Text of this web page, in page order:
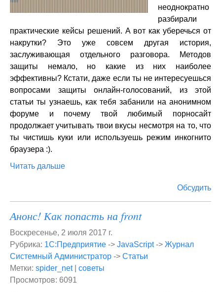
неоднократно
разбирали
практические кейсы решений. А вот как уберечься от
накрутки? Это уже совсем другая история,
заслуживающая отдельного разговора. Методов
защиты немало, но какие из них наиболее
эффективны? Кстати, даже если ты не интересуешься
вопросами защиты онлайн-голосовaний, из этой
статьи ты узнаешь, как тебя забанили на анонимном
форуме и почему твой любимый порносайт
продолжает учитывать твои вкусы несмотря на то, что
ты чистишь куки или используешь режим инкогнито
браузера :).
Читать дальше
Обсудить
Анонс! Как попасть на front
Воскресенье, 2 июля 2017 г.
Рубрика: 1С:Предприятие -> JavaScript-> Журнал
Системный Администратор -> Статьи
Метки: spider_net| советы
Просмотров: 6091